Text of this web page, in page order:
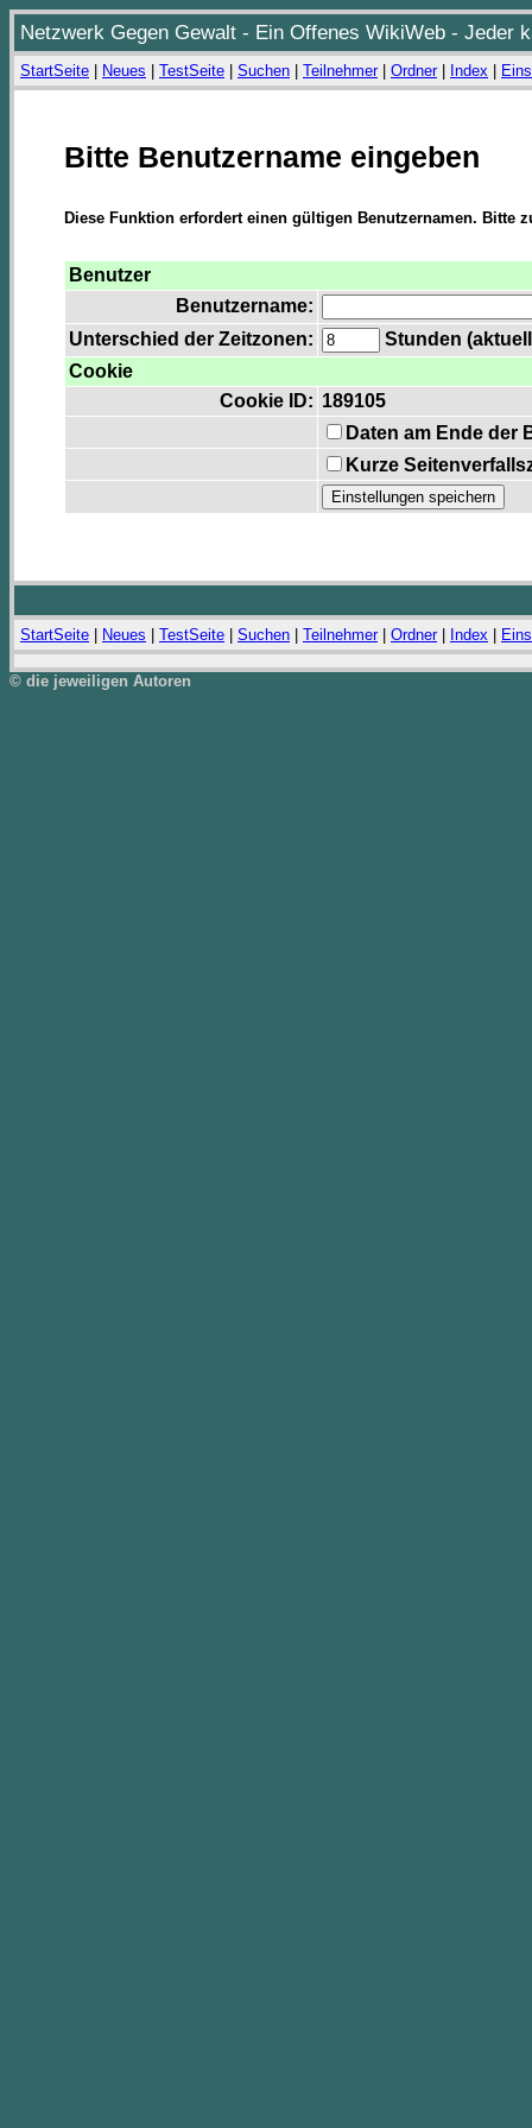
Netzwerk Gegen Gewalt - Ein Offenes WikiWeb - Jeder
StartSeite Neues TestSeite Suchen Teilnehmer| Ordner| Index
Bitte Benutzername eingeben
Diese Funktion erfordert einen gültigen Benutzernamen. Bitte
Benutzer
Benutzername:
Unterschied der Zeitzonen:
Stunden
Cookie
Cookie ID: 189105
Daten am Ende der
Kurze
StartSeite Neues TestSeite Suchen Teilnehmer| Ordner| Index
© die jeweiligen Autoren